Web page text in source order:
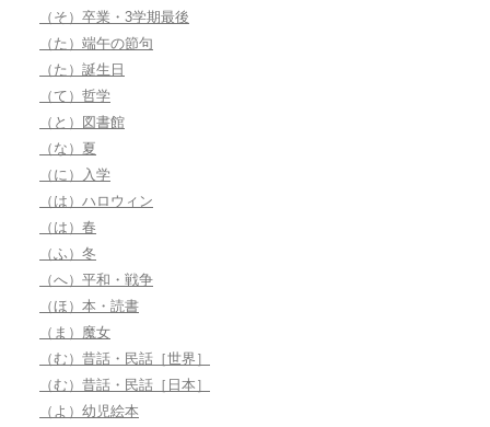
（そ）卒業・3学期最後
（た）端午の節句
（た）誕生日
（て）哲学
（と）図書館
（な）夏
（に）入学
（は）ハロウィン
（は）春
（ふ）冬
（へ）平和・戦争
（ほ）本・読書
（ま）魔女
（む）昔話・民話［世界］
（む）昔話・民話［日本］
（よ）幼児絵本